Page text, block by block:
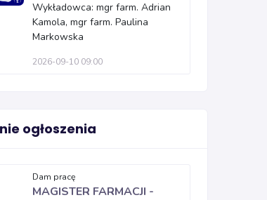
Wykładowca: mgr farm. Adrian
Kamola, mgr farm. Paulina
Markowska
2026-09-10 09:00
ogłoszenia
Dam pracę
MAGISTER FARMACJI -